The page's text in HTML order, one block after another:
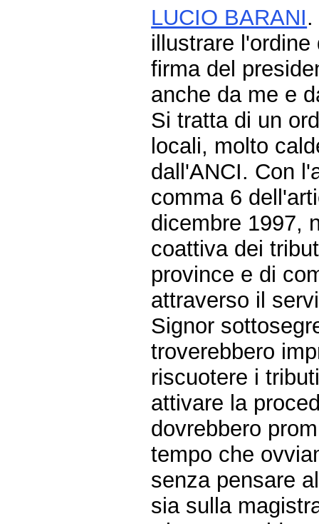
LUCIO BARANI.
illustrare
firma del
anche da me e
Si tratta di un
locali, molto
dall'ANCI. Con
comma 6
dicembre 1997,
coattiva dei
province e di
attraverso il
Signor
troverebbero
riscuotere i
attivare la
dovrebbero
tempo che
senza pensare
sia sulla